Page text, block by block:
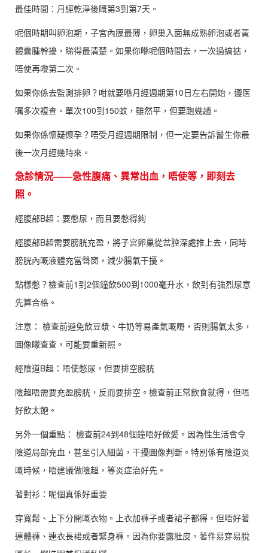
最佳時間：月經乾淨後嘅第3到第7天。
呢個時期叫卵泡期，子宮內膜最薄，卵巢入面無成熟卵泡或者黃
體囊腫幹擾，睇得最清楚。如果你喺呢個時間去，一次過搞掂，
唔使再嚟第二次。
如果你係去監測排卵？咁就要喺月經週期第10日左右開始，遵医
嘱多次複查。單次100到150蚊，雖然平，但要跑幾趟。
如果你係懷疑懷孕？唔受月經週期限制，但一定要告訴醫生你最
後一次月經幾時來。
急診情況——急性腹痛、異常出血，唔使等，即刻去
照。
經腹部B超：要憋尿，而且要憋得夠
經腹部B超需要膀胱充盈，將子宮卵巢從盆腔深處推上去，同時
膀胱內嘅液體充當聲窗，減少腸氣干擾。
點樣憋？檢查前1到2個鐘飲500到1000毫升水，飲到有強烈尿意
先算合格。
注意： 檢查前避免飲豆漿、牛奶等易產氣嘅嘢，否則腸氣太多，
圖像矇查查，可能要重新照。
經陰道B超：唔使憋尿，但要排空膀胱
陰超唔需要充盈膀胱，反而要排空。檢查前正常飲食就得，但唔
好飲太飽。
另外一個重點： 檢查前24到48個鐘唔好做愛。因為性生活會令
陰道局部充血，甚至引入細菌，干擾圖像判斷。特別係有陰道炎
嘅時候，唔建議做陰超，等炎症治好先。
著對衫：呢個真係好重要
穿寬鬆、上下分開嘅衣物。上衣加褲子或者裙子都得，但唔好著
連體褲、連衣長裙或者緊身褲。因為你要露肚皮，著件易穿易脫